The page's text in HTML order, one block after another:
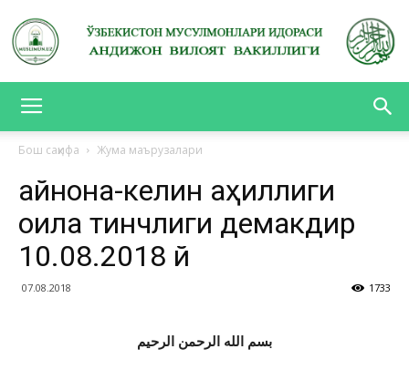
ВИЛОЯТ
Бош саҳифа Жума маърузалари
Қайнона-келин аҳиллиги
оила тинчлиги демакдир
10.08.2018 й
07.08.2018 1733
بسم الله الرحمن الرحيم